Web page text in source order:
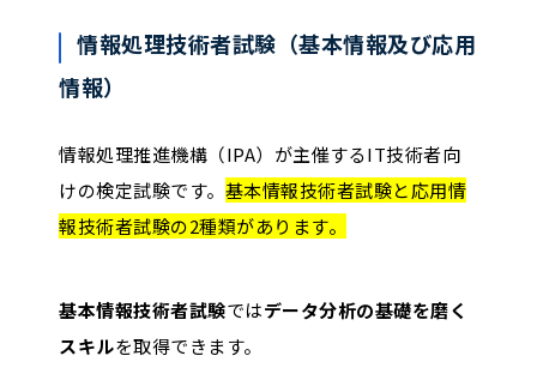
情報処理技術者試験（基本情報及び応用
情報）
情報処理推進機構（IPA）が主催するIT技術者向
けの検定試験です。 基本情報技術者試験と応用情
報技術者試験の2種類があります。
基本情報技術者試験ではデータ分析の基礎を磨く
スキルを取得できます。